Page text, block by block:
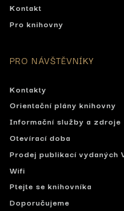
Kontakt
Pro knihovny
PRO NÁVŠTĚVNÍKY
Kontakty
Orientační plány knihovny
Informační služby a zdroje
Otevírací doba
Prodej publikací vydaných
Wifi
Ptejte se knihovníka
Doporučujeme